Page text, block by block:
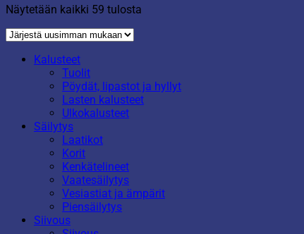
Näytetään kaikki 59 tulosta
Kalusteet
Tuolit
Pöydät, lipastot ja hyllyt
Lasten kalusteet
Ulkokalusteet
Säilytys
Laatikot
Korit
Kenkätelineet
Vaatesäilytys
Vesiastiat ja ämpärit
Piensäilytys
Siivous